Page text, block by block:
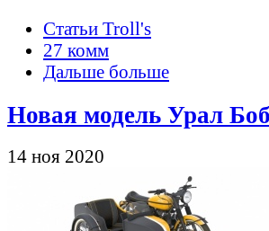
Статьи Troll's
27 комм
Дальше больше
Новая модель Урал
14 ноя 2020